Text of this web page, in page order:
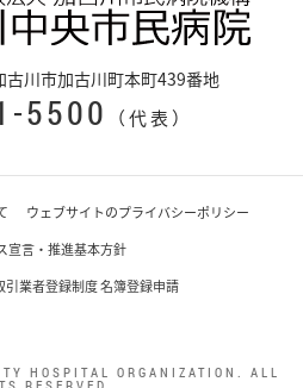
古川市加古川町本町439番地
5500 （代表）
ウェブサイトのプライバシーポリシー
宣言・推進基本方針
引業者登録制度 名簿登録申請
HOSPITAL ORGANIZATION. ALL